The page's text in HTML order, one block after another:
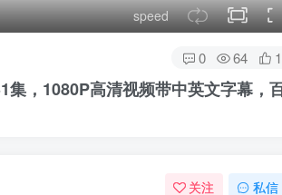
speed
0 64
集，1080P高清视频带中英文字幕，
关注 私信